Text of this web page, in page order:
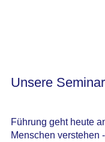
Unsere
Führung geht heute
Menschen verstehen